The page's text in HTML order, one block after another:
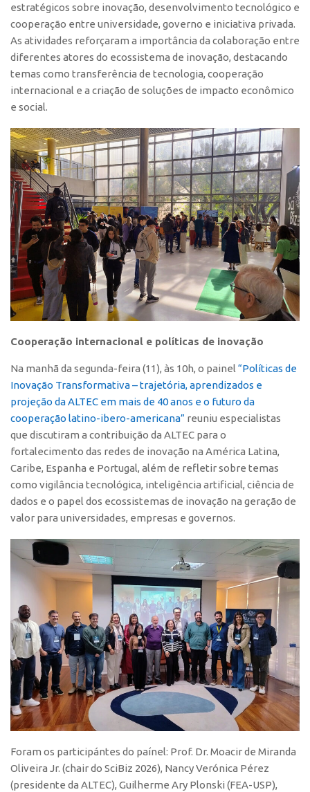
CEPIDs
CEPIX
CPEs
InovaUSP
Comunicação
Eventos
Agenda AUSPIN
Fala Inovação
Premiações
Edição 2025
Edição 2021
Edição 2019
Edição 2017
Propriedade Intelectual
Formas de Proteção
Marcas
Cultivares
Desenho Industrial
Buscar Anterioridade
Como solicitar
Portal do Inventor
VPI – Vocação para Inovação
Patrimônio Genético
Leis e Normas
Transferência de Tecnologia
Editais de TT
PD&I
Convênios
Chamamento
estratégicos sobre inovação, desenvolvimento tecnológico e
cooperação entre universidade, governo e iniciativa privada.
As atividades reforçaram a importância da colaboração entre
diferentes atores do ecossistema de inovação, destacando
temas como transferência de tecnologia, cooperação
internacional e a criação de soluções de impacto econômico
e social.
Cooperação internacional e políticas de inovação
Na manhã da segunda-feira (11), às 10h, o painel “Políticas de
Inovação Transformativa – trajetória, aprendizados e
projeção da ALTEC em mais de 40 anos e o futuro da
cooperação latino-ibero-americana” reuniu especialistas
que discutiram a contribuição da ALTEC para o
fortalecimento das redes de inovação na América Latina,
Caribe, Espanha e Portugal, além de refletir sobre temas
como vigilância tecnológica, inteligência artificial, ciência de
dados e o papel dos ecossistemas de inovação na geração de
valor para universidades, empresas e governos.
Foram os participántes do paínel: Prof. Dr. Moacir de Miranda
Oliveira Jr. (chair do SciBiz 2026), Nancy Verónica Pérez
(presidente da ALTEC), Guilherme Ary Plonski (FEA-USP),